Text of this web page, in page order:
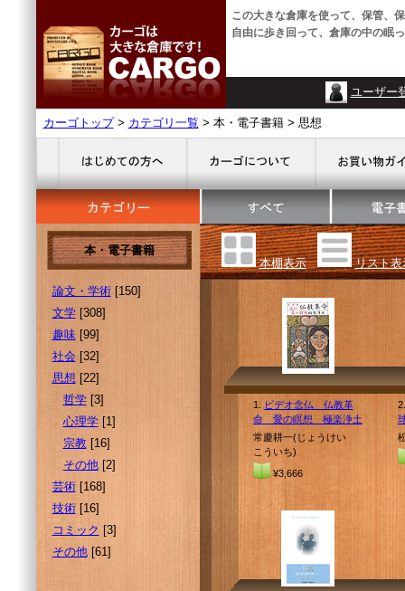
この大きな倉庫を使って、保管、
自由に歩き回って、倉庫の中の眠
ユーザー
カーゴトップ> カテゴリ一覧 > 本・電子書籍 > 思想
本・電子書籍
論文・学術[150]
文学[308]
趣味[99]
社会[32]
思想 [22]
哲学[3]
心理学[1]
宗教[16]
その他[2]
芸術[168]
技術[16]
コミック [3]
その他[61]
本棚表示 リスト表
1.
ビデオ念仏 仏教革
命 愛の瞑想 極楽浄土
常慶耕一(じょうけい
こういち)
¥3,666